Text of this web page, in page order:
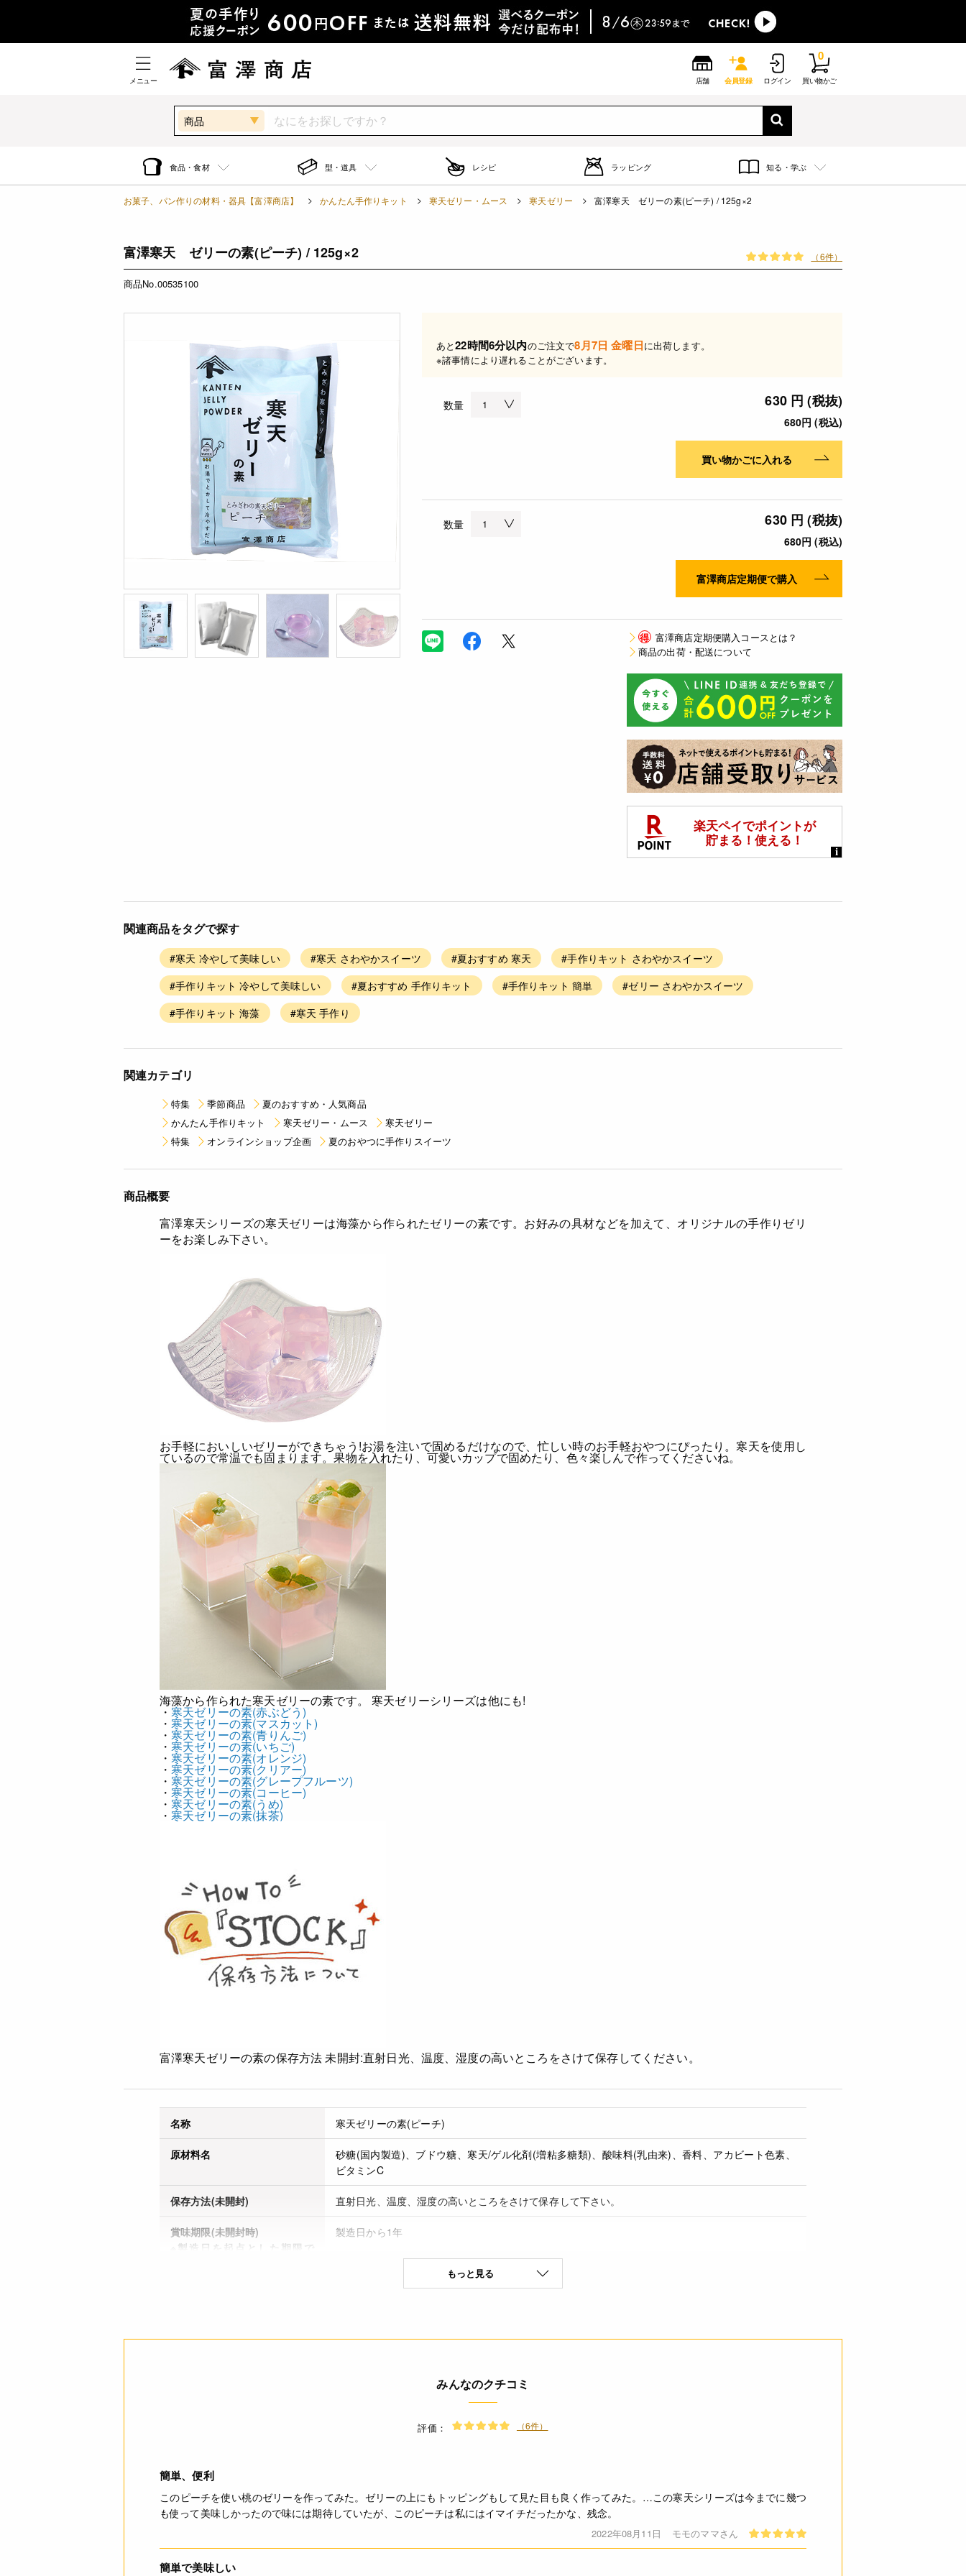
メニュー 店舗 会員登録 ログイン 買い物かご
0
商品
食品・食材 型・道具 レシピ ラッピング 知る・学ぶ
お菓子、パン作りの材料・器具【富澤商店】 かんたん手作りキット 寒天ゼリー・ムース 寒天ゼリー 富澤寒天 ゼリーの素(ピーチ) / 125g×2
富澤寒天 ゼリーの素(ピーチ) / 125g×2 （6件）
商品No.00535100
あと22時間6分以内のご注文で8月7日 金曜日に出荷します。
※諸事情により遅れることがございます。
数量 630 円 (税抜)
680円 (税込)
買い物かごに入れる
数量 630 円 (税抜)
680円 (税込)
富澤商店定期便で購入
得 富澤商店定期便購入コースとは？
商品の出荷・配送について
関連商品をタグで探す
#寒天 冷やして美味しい #寒天 さわやかスイーツ #夏おすすめ 寒天
#手作りキット さわやかスイーツ
#手作りキット 冷やして美味しい
#夏おすすめ 手作りキット #手作りキット 簡単
#ゼリー さわやかスイーツ
#手作りキット 海藻
#寒天 手作り
関連カテゴリ
特集 季節商品
夏のおすすめ・人気商品
かんたん手作りキット
寒天ゼリー・ムース
寒天ゼリー
特集
オンラインショップ企画 夏のおやつに手作りスイーツ
商品概要
富澤寒天シリーズの寒天ゼリーは海藻から作られたゼリーの素です。お好みの具材などを加えて、オリジナルの手作りゼリ
ーをお楽しみ下さい。
お手軽においしいゼリーができちゃう!お湯を注いで固めるだけなので、忙しい時のお手軽おやつにぴったり。寒天を使用し
ているので常温でも固まります。果物を入れたり、可愛いカップで固めたり、色々楽しんで作ってくださいね。
海藻から作られた寒天ゼリーの素です。 寒天ゼリーシリーズは他にも!
・寒天ゼリーの素(赤ぶどう)
・ 寒天ゼリーの素(マスカット)
・ 寒天ゼリーの素(青りんご)
・ 寒天ゼリーの素(いちご)
・ 寒天ゼリーの素(オレンジ)
・ 寒天ゼリーの素(クリアー)
・ 寒天ゼリーの素(グレープフルーツ)
・ 寒天ゼリーの素(コーヒー)
・ 寒天ゼリーの素(うめ)
・ 寒天ゼリーの素(抹茶)
富澤寒天ゼリーの素の保存方法未開封:直射日光、温度、湿度の高いところをさけて保存してください。
名称 寒天ゼリーの素(ピーチ)
原材料名
砂糖(国内製造)、ブドウ糖、寒天/ゲル化剤(増粘多糖類)、酸味料(乳由来)、香料、アカビート色素、
ビタミンC
保存方法(未開封) 直射日光、温度、湿度の高いところをさけて保存して下さい。
賞味期限(未開封時)
※製造日を起点とした期限で
製造日から1年
* 煮立てないでください。固まらなくなることがあります。
* 粉が固まっていることがありますが、品質には何ら影響はありません。安心して、お召し上がりく
・当サイトに掲載されている商品は、ご購入可能な状態にあっても必ずしも在庫を保証するものでは
ありません。予めご了承ください。
ご利用方法
<作り方(90mlカップ約6個分)>
もっと見る
みんなのクチコミ
評価： （6件）
簡単、便利
このピーチを使い桃のゼリーを作ってみた。ゼリーの上にもトッピングもして見た目も良く作ってみた。…この寒天シリーズは今までに幾つ
も使って美味しかったので味には期待していたが、このピーチは私にはイマイチだったかな、残念。
2022年08月11日 モモのママさん
簡単で美味しい